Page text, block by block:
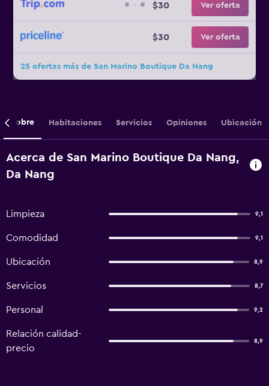
$30 Ver oferta
$30 Ver oferta
25 ofertas más de San Marino Boutique Da Nang
Sobre Habitaciones Servicios Opiniones Ubicación
Acerca de San Marino Boutique Da Nang,
Da Nang
Limpieza 9,1
Comodidad 9,1
Ubicación 8,9
Servicios 8,7
Personal 9,2
Relación calidad-
precio
8,9